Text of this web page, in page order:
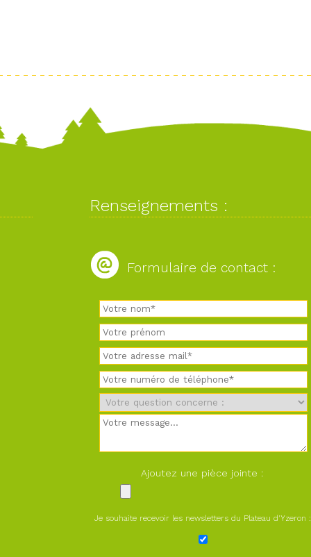
Renseignements :
Formulaire de contact :
Ajoutez une pièce jointe :
Je souhaite recevoir les newsletters du Plateau d'Yzeron :